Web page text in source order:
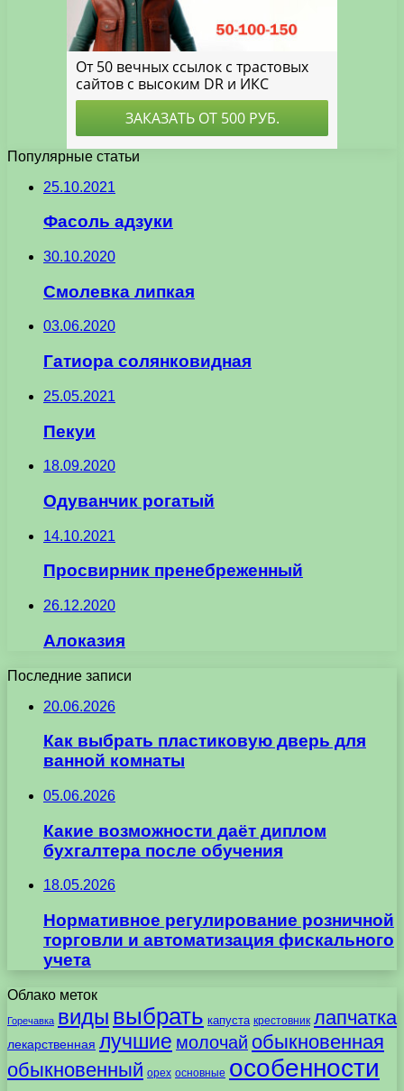
Популярные статьи
25.10.2021
Фасоль адзуки
30.10.2020
Смолевка липкая
03.06.2020
Гатиора солянковидная
25.05.2021
Пекуи
18.09.2020
Одуванчик рогатый
14.10.2021
Просвирник пренебреженный
26.12.2020
Алоказия
Последние записи
20.06.2026
Как выбрать пластиковую дверь для
ванной комнаты
05.06.2026
Какие возможности даёт диплом
бухгалтера после обучения
18.05.2026
Нормативное регулирование розничной
торговли и автоматизация фискального
учета
Облако меток
Горечавка виды выбрать капуста крестовник лапчатка
лекарственная лучшие молочай обыкновенная
обыкновенный орех основные особенности